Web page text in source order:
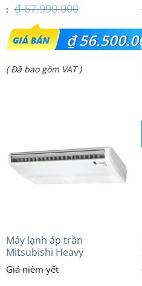
₫67.990.000
Giá
gốc
là:
₫
Giá
₫ 56.500.000.
( Đã bao gồm VAT )
Máy lạnh áp trần
Mitsubishi Heavy
FDE125VG (5.0Hp) Cao cấp
– 1 Pha